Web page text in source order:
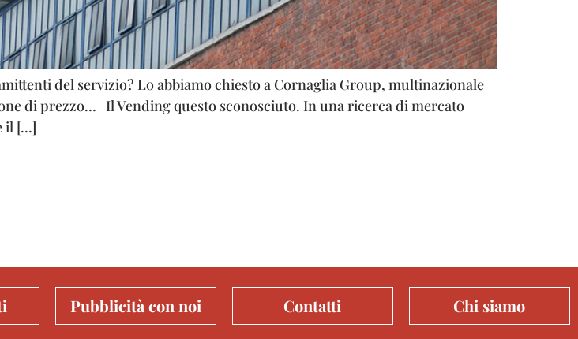
del servizio? Lo abbiamo chiesto a Cornaglia Group, multinazionale
di prezzo… Il Vending questo sconosciuto. In una ricerca di mercato
il […]
Pubblicità con noi Contatti Chi siamo